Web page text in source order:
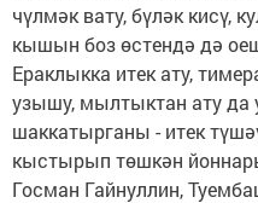
чүлмәк вату, бүләк кисү,
кышын боз өстендә дә
Ераклыкка итек ату,
узышу, мылтыктан ату
шаккатырганы - итек
кыстырып төшкән
Госман Гайнуллин,